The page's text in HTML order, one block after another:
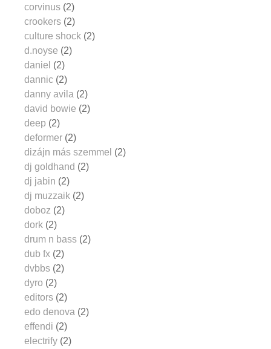
corvinus (2)
crookers (2)
culture shock (2)
d.noyse (2)
daniel (2)
dannic (2)
danny avila (2)
david bowie (2)
deep (2)
deformer (2)
dizájn más szemmel (2)
dj goldhand (2)
dj jabin (2)
dj muzzaik (2)
doboz (2)
dork (2)
drum n bass (2)
dub fx (2)
dvbbs (2)
dyro (2)
editors (2)
edo denova (2)
effendi (2)
electrify (2)